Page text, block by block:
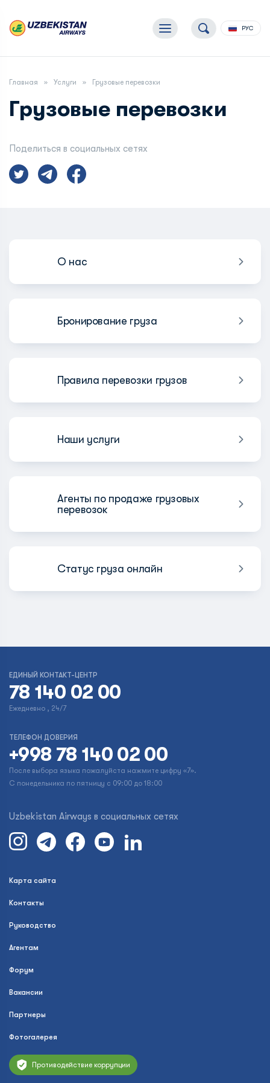
РУС
Главная Услуги Грузовые перевозки
Грузовые перевозки
Поделиться в социальных сетях
О нас
Бронирование груза
Правила перевозки грузов
Наши услуги
Агенты по продаже грузовых
перевозок
Статус груза онлайн
ЕДИНЫЙ КОНТАКТ-ЦЕНТР
78 140 02 00
Ежедневно , 24/7
ТЕЛЕФОН ДОВЕРИЯ
+998 78 140 02 00
После выбора языка пожалуйста нажмите цифру «7».
С понедельника по пятницу с 09:00 до 18:00
Uzbekistan Airways в социальных сетях
Карта сайта
Контакты
Руководство
Агентам
Форум
Вакансии
Партнеры
Фотогалерея
Противодействие коррупции